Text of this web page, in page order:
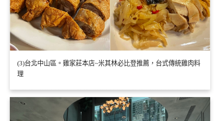
(3)台北中山區。雞家莊本店~米其林必比登推薦，台式傳統雞肉料
理